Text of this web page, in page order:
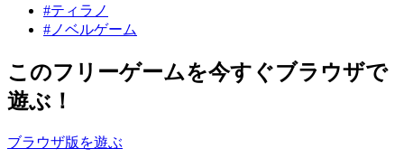
#ティラノ
#ノベルゲーム
このフリーゲームを今すぐブラウザで
遊ぶ！
ブラウザ版を遊ぶ